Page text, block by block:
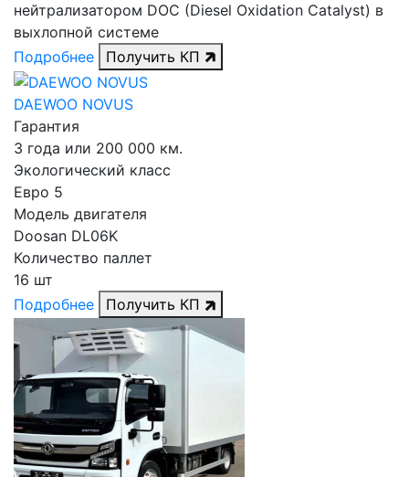
нейтрализатором DOC (Diesel Oxidation Catalyst) в
выхлопной системе
Подробнее
Получить КП
DAEWOO NOVUS
Гарантия
3 года или 200 000 км.
Экологический класс
Евро 5
Модель двигателя
Doosan DL06K
Количество паллет
16 шт
Подробнее
Получить КП